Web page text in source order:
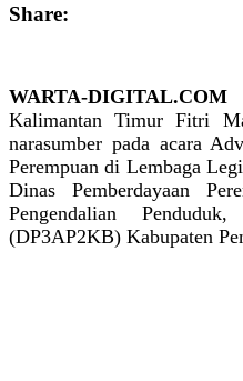
Share:
WARTA-
Kalimantan Timur Fitri
narasumber pada acara
Perempuan di Lembaga
Dinas Pemberdayaan
Pengendalian
(DP3AP2KB) Kabupaten